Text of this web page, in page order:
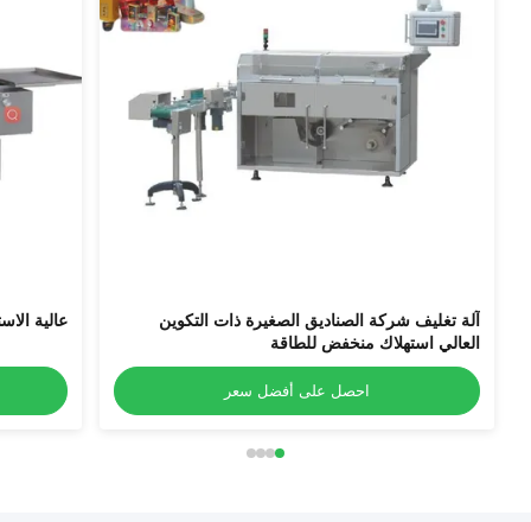
آلة تغليف شركة الصناديق الصغيرة ذات التكوين
العالي استهلاك منخفض للطاقة
احصل على أفضل سعر
عالية